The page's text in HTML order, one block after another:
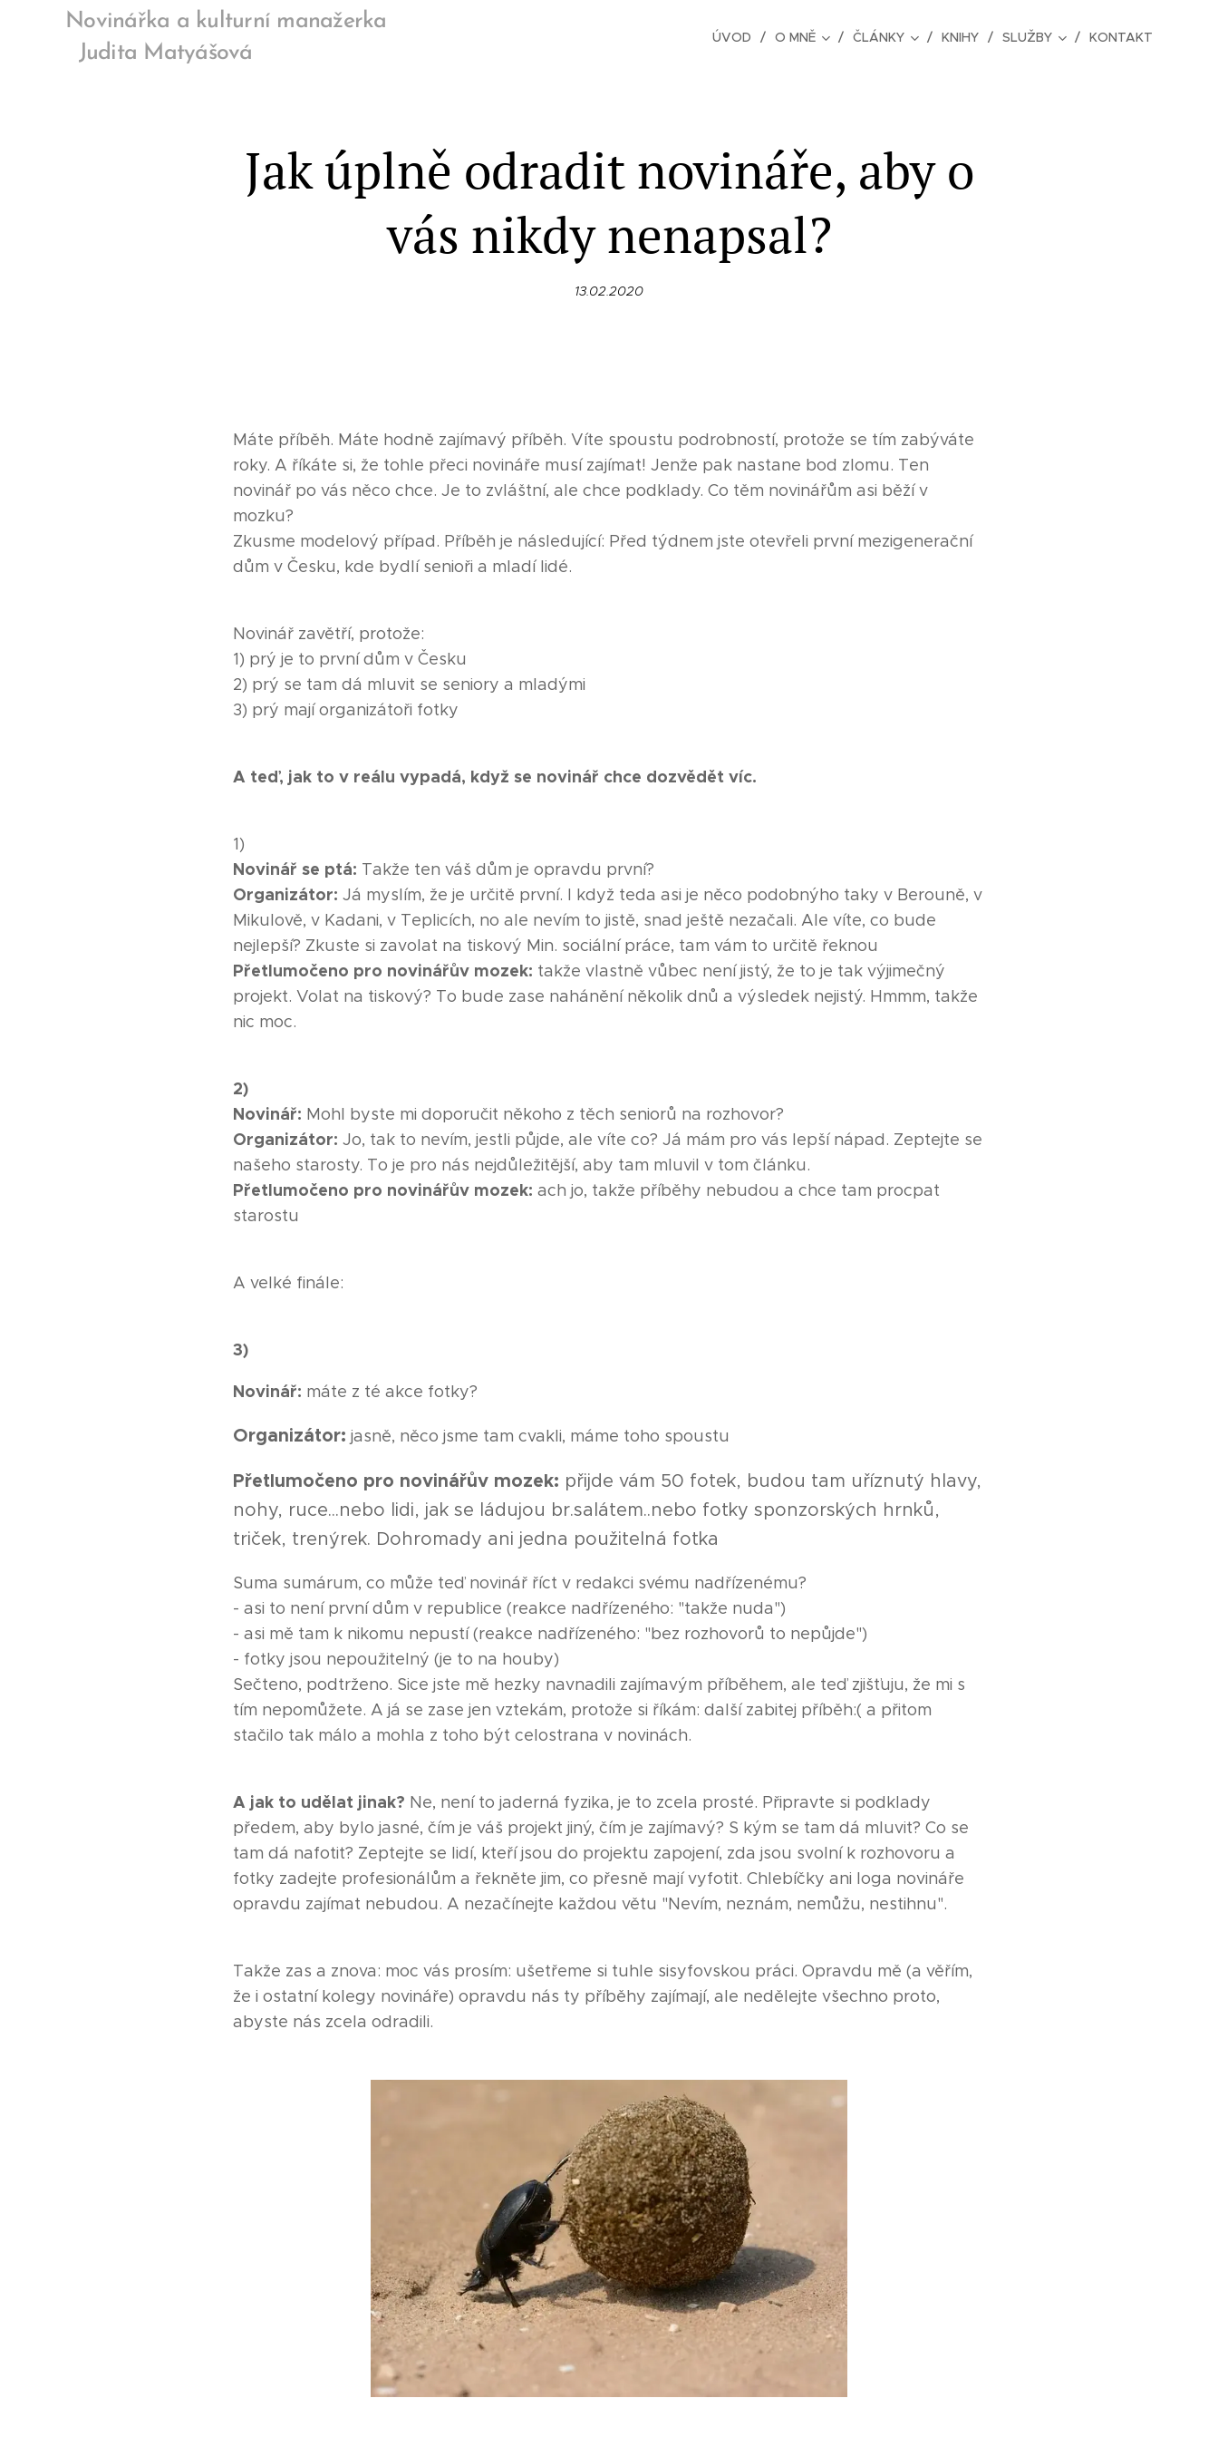
Novinářka a kulturní manažerka
Judita Matyášová
ÚVOD O MNĚ ČLÁNKY KNIHY SLUŽBY KONTAKT
Jak úplně odradit novináře, aby o
vás nikdy nenapsal?
13.02.2020
Máte příběh. Máte hodně zajímavý příběh. Víte spoustu podrobností, protože se tím zabýváte
roky. A říkáte si, že tohle přeci novináře musí zajímat! Jenže pak nastane bod zlomu. Ten
novinář po vás něco chce. Je to zvláštní, ale chce podklady. Co těm novinářům asi běží v
mozku?
Zkusme modelový případ. Příběh je následující: Před týdnem jste otevřeli první mezigenerační
dům v Česku, kde bydlí senioři a mladí lidé.
Novinář zavětří, protože:
1) prý je to první dům v Česku
2) prý se tam dá mluvit se seniory a mladými
3) prý mají organizátoři fotky
A teď, jak to v reálu vypadá, když se novinář chce dozvědět víc.
1)
Novinář se ptá: Takže ten váš dům je opravdu první?
Organizátor: Já myslím, že je určitě první. I když teda asi je něco podobnýho taky v Berouně, v
Mikulově, v Kadani, v Teplicích, no ale nevím to jistě, snad ještě nezačali. Ale víte, co bude
nejlepší? Zkuste si zavolat na tiskový Min. sociální práce, tam vám to určitě řeknou
Přetlumočeno pro novinářův mozek: takže vlastně vůbec není jistý, že to je tak výjimečný
projekt. Volat na tiskový? To bude zase nahánění několik dnů a výsledek nejistý. Hmmm, takže
nic moc.
2)
Novinář: Mohl byste mi doporučit někoho z těch seniorů na rozhovor?
Organizátor: Jo, tak to nevím, jestli půjde, ale víte co? Já mám pro vás lepší nápad. Zeptejte se
našeho starosty. To je pro nás nejdůležitější, aby tam mluvil v tom článku.
Přetlumočeno pro novinářův mozek: ach jo, takže příběhy nebudou a chce tam procpat
starostu
A velké finále:
3)
Novinář: máte z té akce fotky?
Organizátor: jasně, něco jsme tam cvakli, máme toho spoustu
Přetlumočeno pro novinářův mozek: přijde vám 50 fotek, budou tam uříznutý hlavy,
nohy, ruce...nebo lidi, jak se ládujou br.salátem..nebo fotky sponzorských hrnků,
triček, trenýrek. Dohromady ani jedna použitelná fotka
Suma sumárum, co může teď novinář říct v redakci svému nadřízenému?
- asi to není první dům v republice (reakce nadřízeného: "takže nuda")
- asi mě tam k nikomu nepustí (reakce nadřízeného: "bez rozhovorů to nepůjde")
- fotky jsou nepoužitelný (je to na houby)
Sečteno, podtrženo. Sice jste mě hezky navnadili zajímavým příběhem, ale teď zjišťuju, že mi s
tím nepomůžete. A já se zase jen vztekám, protože si říkám: další zabitej příběh:( a přitom
stačilo tak málo a mohla z toho být celostrana v novinách.
A jak to udělat jinak? Ne, není to jaderná fyzika, je to zcela prosté. Připravte si podklady
předem, aby bylo jasné, čím je váš projekt jiný, čím je zajímavý? S kým se tam dá mluvit? Co se
tam dá nafotit? Zeptejte se lidí, kteří jsou do projektu zapojení, zda jsou svolní k rozhovoru a
fotky zadejte profesionálům a řekněte jim, co přesně mají vyfotit. Chlebíčky ani loga novináře
opravdu zajímat nebudou. A nezačínejte každou větu "Nevím, neznám, nemůžu, nestihnu".
Takže zas a znova: moc vás prosím: ušetřeme si tuhle sisyfovskou práci. Opravdu mě (a věřím,
že i ostatní kolegy novináře) opravdu nás ty příběhy zajímají, ale nedělejte všechno proto,
abyste nás zcela odradili.